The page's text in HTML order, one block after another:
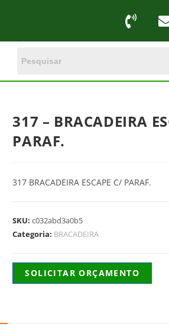
317 – BRACADEIRA
PARAF.
317 BRACADEIRA ESCAPE C/ PARAF.
SKU:c032abd3a0b5
Categoria: BRACADEIRA
SOLICITAR ORÇAMENTO